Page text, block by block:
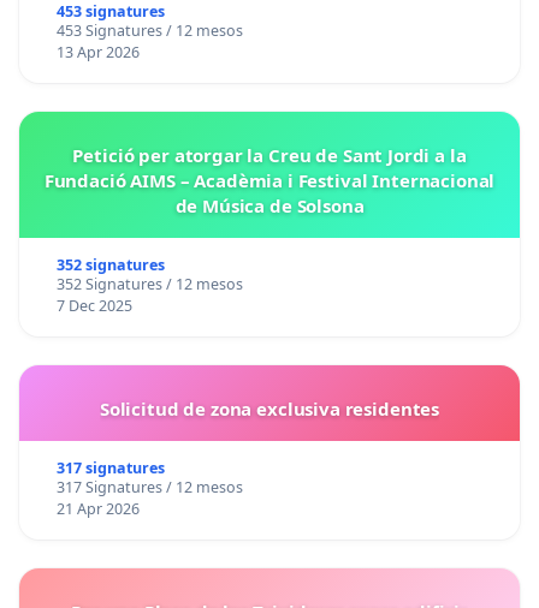
453 signatures
453 Signatures / 12 mesos
13 Apr 2026
Petició per atorgar la Creu de Sant Jordi a la
Fundació AIMS – Acadèmia i Festival Internacional
de Música de Solsona
352 signatures
352 Signatures / 12 mesos
7 Dec 2025
Solicitud de zona exclusiva residentes
317 signatures
317 Signatures / 12 mesos
21 Apr 2026